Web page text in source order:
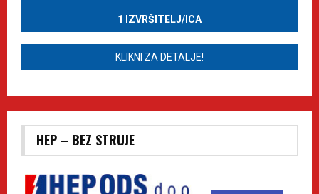
1 IZVRŠITELJ/ICA
KLIKNI ZA DETALJE!
HEP – BEZ STRUJE